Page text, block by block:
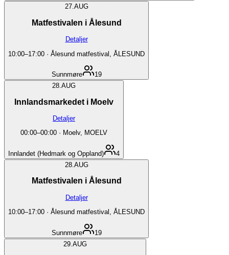
27.AUG
Matfestivalen i Ålesund
Detaljer
10:00–17:00 · Ålesund matfestival, ÅLESUND
Sunnmøre
19
28. AUG
Innlandsmarkedet i Moelv
Detaljer
00:00–00:00 · Moelv, MOELV
Innlandet (Hedmark og Oppland)
4
28. AUG
Matfestivalen i Ålesund
Detaljer
10:00–17:00 · Ålesund matfestival, ÅLESUND
Sunnmøre
19
29. AUG